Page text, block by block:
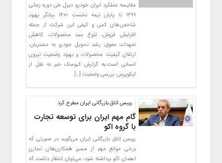
مقایسه عملکرد ایران خودرو دیزل طی دوره زمانی
۱۳۹۹ تا پایان نیمه نخست ۱۴۰۱ بیانگر بهبود
شاخص‌های کمی و کیفی این شرکت از جمله
افزایش فروش، تنوع سبد محصولات، کاهش
تعهدات معوق، رشد تحویل خودرو به مشتریان،
ارتقای کیفیت محصولات و بهبود وضعیت نیروی
انسانی است.به گزارش کیوسک خبر به نقل از
ایکوپرس- بررسی وضعیت […]
رییس اتاق بازرگانی ایران مطرح کرد
گام مهم ایران برای توسعه تجارت
با گروه اکو
رییس اتاق بازرگانی ایران می‌گوید در صورتی که
برخی موانع مهم از مسیر همکاری‌های تجاری
اعضای اکو برداشته شود، می‌توان انتظار داشت که